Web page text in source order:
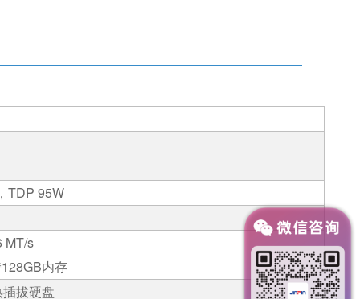
TDP 95W
MT/s
128GB内存
拔硬盘